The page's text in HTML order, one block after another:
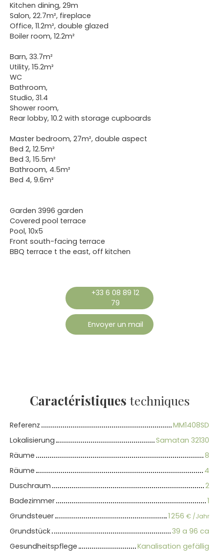
Kitchen dining, 29m
Salon, 22.7m², fireplace
Office, 11.2m², double glazed
Boiler room, 12.2m²
Barn, 33.7m²
Utility, 15.2m²
WC
Bathroom,
Studio, 31.4
Shower room,
Rear lobby, 10.2 with storage cupboards
Master bedroom, 27m², double aspect
Bed 2, 12.5m²
Bed 3, 15.5m²
Bathroom, 4.5m²
Bed 4, 9.6m²
Garden 3996 garden
Covered pool terrace
Pool, 10x5
Front south-facing terrace
BBQ terrace t the east, off kitchen
+33 6 08 89 12
79
Envoyer un mail
Caractéristiques techniques
Referenz
MM1408SD
Lokalisierung
Samatan 32130
Räume
8
Räume
4
Duschraum
2
Badezimmer
1
Grundsteuer
1 256 € /Jahr
Grundstück
39 a 96 ca
Gesundheitspflege
Kanalisation gefällig